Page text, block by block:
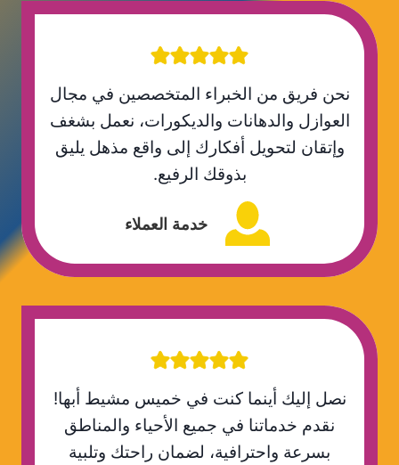
نحن فريق من الخبراء المتخصصين في مجال
العوازل والدهانات والديكورات، نعمل بشغف
وإتقان لتحويل أفكارك إلى واقع مذهل يليق
بذوقك الرفيع.
خدمة العملاء
نصل إليك أينما كنت في خميس مشيط أبها!
نقدم خدماتنا في جميع الأحياء والمناطق
بسرعة واحترافية، لضمان راحتك وتلبية